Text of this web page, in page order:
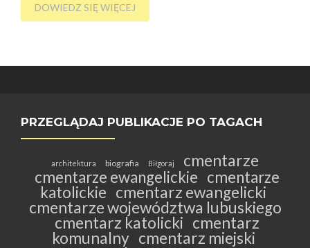
DOWIEDZ SIĘ WIĘCEJ
PRZEGLĄDAJ PUBLIKACJE PO TAGACH
architektura biografia Biłgoraj
cmentarze
cmentarze ewangelickie cmentarze
katolickie cmentarz ewangelicki
cmentarze województwa lubuskiego
cmentarz katolicki cmentarz
komunalny cmentarz miejski